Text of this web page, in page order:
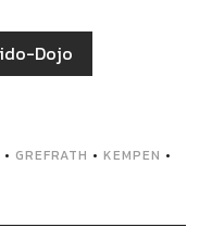
Dojo
• GREFRATH • KEMPEN •